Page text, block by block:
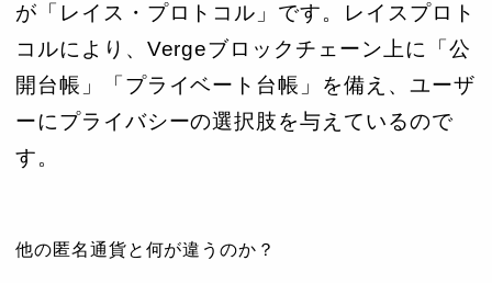
が「レイス・プロトコル」です。レイスプロト
コルにより、Vergeブロックチェーン上に「公
開台帳」「プライベート台帳」を備え、ユーザ
ーにプライバシーの選択肢を与えているので
す。
他の匿名通貨と何が違うのか？